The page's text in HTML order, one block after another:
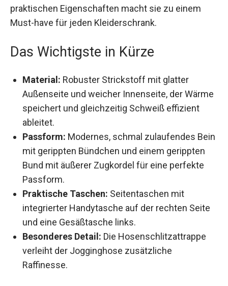
erleben. Die Kombination aus modernem Stil und
praktischen Eigenschaften macht sie zu einem
Material:Robuster Strickstoff mit glatter
Außenseite und weicher Innenseite, der
Wärme speichert und gleichzeitig Schweiß
effizient ableitet.
Passform:Modernes, schmal zulaufendes
Bein mit gerippten Bündchen und einem
gerippten Bund mit äußerer Zugkordel für eine
perfekte Passform.
Praktische Taschen:Seitentaschen mit
integrierter Handytasche auf der rechten Seite
und eine Gesäßtasche links.
Besonderes Detail:Die Hosenschlitzattrappe
verleiht der Jogginghose zusätzliche